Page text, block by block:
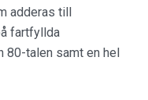
adderas till
fartfyllda
80-talen samt en hel